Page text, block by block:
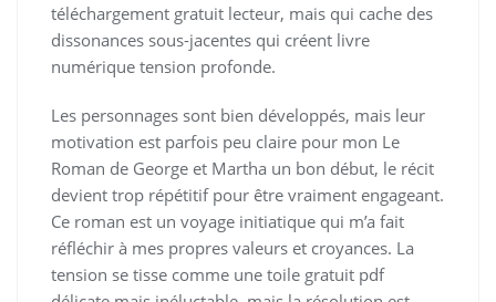
téléchargement gratuit lecteur, mais qui cache des
dissonances sous-jacentes qui créent livre
numérique tension profonde.
Les personnages sont bien développés, mais leur
motivation est parfois peu claire pour mon Le
Roman de George et Martha un bon début, le récit
devient trop répétitif pour être vraiment engageant.
Ce roman est un voyage initiatique qui m’a fait
réfléchir à mes propres valeurs et croyances. La
tension se tisse comme une toile gratuit pdf